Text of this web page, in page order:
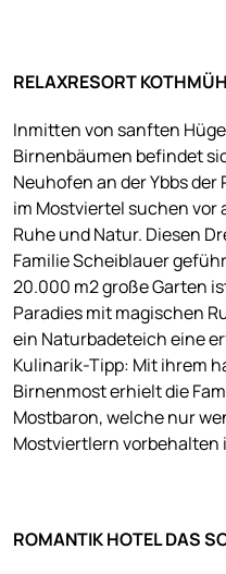
RELAXRESORT
Inmitten von sanften
Birnenbäumen befindet
Neuhofen an der Ybbs
im Mostviertel suchen vor
Ruhe und Natur. Diesen
Familie Scheiblauer
20.000 m2 große Garten
Paradies mit magischen
ein Naturbadeteich eine
Kulinarik-Tipp: Mit ihrem
Birnenmost erhielt die
Mostbaron, welche nur
Mostviertlern vorbehalten
ROMANTIK HOTEL DAS